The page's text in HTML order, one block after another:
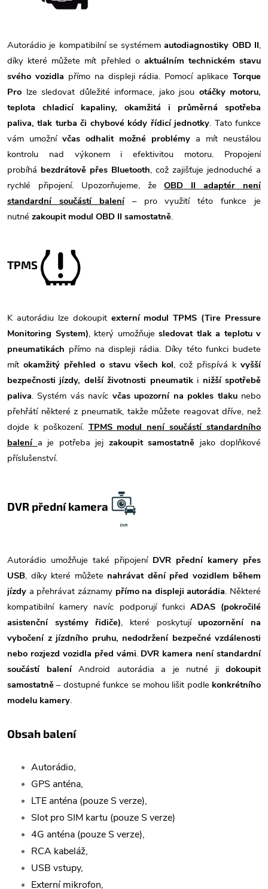
Autorádio je kompatibilní se systémem autodiagnostiky OBD II,
díky které můžete mít přehled o aktuálním technickém stavu
svého vozidla přímo na displeji rádia. Pomocí aplikace Torque
Pro lze sledovat důležité informace, jako jsou otáčky motoru,
teplota chladicí kapaliny, okamžitá i průměrná spotřeba
paliva, tlak turba či chybové kódy řídicí jednotky. Tato funkce
vám umožní včas odhalit možné problémy a mít neustálou
kontrolu nad výkonem i efektivitou motoru. Propojení
probíhá bezdrátově přes Bluetooth, což zajišťuje jednoduché a
rychlé připojení. Upozorňujeme, že
OBD II adaptér není
standardní součástí balení
– pro využití této funkce je
nutné zakoupit modul OBD II samostatně.
TPMS
K autorádiu lze dokoupit externí modul TPMS (Tire Pressure
Monitoring System), který umožňuje sledovat tlak a teplotu v
pneumatikách přímo na displeji rádia. Díky této funkci budete
mít okamžitý přehled o stavu všech kol, což přispívá k vyšší
bezpečnosti jízdy, delší životnosti pneumatik i nižší spotřebě
paliva. Systém vás navíc včas upozorní na pokles tlaku nebo
přehřátí některé z pneumatik, takže můžete reagovat dříve, než
dojde k poškození. TPMS modul není součástí standardního
balení a je potřeba jej zakoupit samostatně jako doplňkové
příslušenství.
DVR přední kamera
Autorádio umožňuje také připojení DVR přední kamery přes
USB, díky které můžete nahrávat dění před vozidlem během
jízdy a přehrávat záznamy přímo na displeji autorádia. Některé
kompatibilní kamery navíc podporují funkci ADAS (pokročilé
asistenční systémy řidiče), které poskytujíupozornění na
vybočení z jízdního pruhu, nedodržení bezpečné vzdálenosti
nebo rozjezd vozidla před vámi. DVR kamera není standardní
součástí baleníAndroid autorádia a je nutné ji dokoupit
samostatně – dostupné funkce se mohou lišit podle konkrétního
modelu kamery.
Obsah balení
Autorádio,
GPS anténa,
LTE anténa (pouze S verze),
Slot pro SIM kartu (pouze S verze)
4G anténa (pouze S verze),
RCA kabeláž,
USB vstupy,
Externí mikrofon,